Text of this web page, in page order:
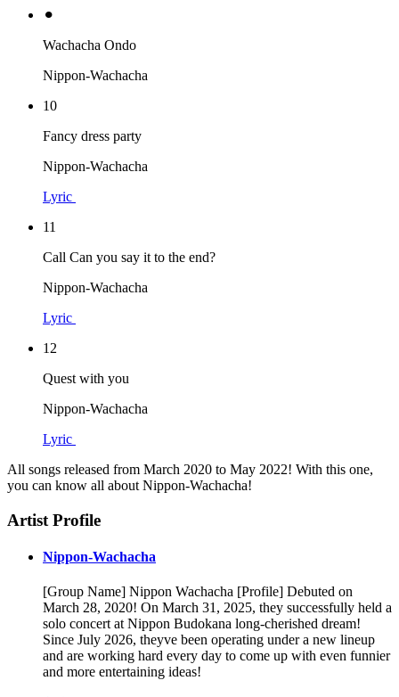
⚫︎
Wachacha Ondo
Nippon-Wachacha
10
Fancy dress party
Nippon-Wachacha
Lyric
11
Call Can you say it to the end?
Nippon-Wachacha
Lyric
12
Quest with you
Nippon-Wachacha
Lyric
All songs released from March 2020 to May 2022! With this one,
you can know all about Nippon-Wachacha!
Artist Profile
Nippon-Wachacha
[Group Name] Nippon Wachacha [Profile] Debuted on
March 28, 2020! On March 31, 2025, they successfully held a
solo concert at Nippon Budokana long-cherished dream!
Since July 2026, theyve been operating under a new lineup
and are working hard every day to come up with even funnier
and more entertaining ideas!